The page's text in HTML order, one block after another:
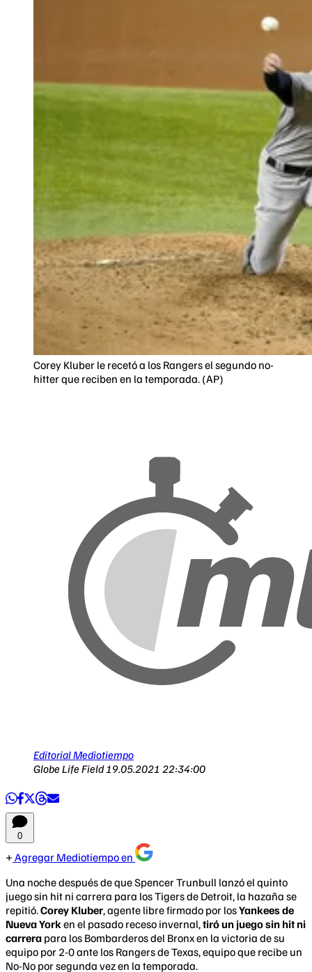
Corey Kluber le recetó a los Rangers el segundo no-
hitter que reciben en la temporada. (AP)
Editorial Mediotiempo
Globe Life Field19.05.2021 22:34:00
0
Agregar Mediotiempo en
Una noche después de que Spencer Trunbull lanzó el quinto
juego sin hit ni carrera para los Tigers de Detroit, la hazaña se
repitió.Corey Kluber, agente libre firmado por losYankees de
Nueva York en el pasado receso invernal,tiró un juego sin hit ni
carrera para los Bombarderos del Bronx en la victoria de su
equipo por 2-0 ante los Rangers de Texas, equipo que recibe un
No-No por segunda vez en la temporada.